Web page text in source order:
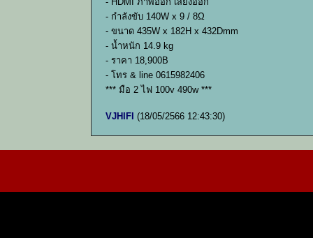
- กำลังขับ 140W x 9 / 8Ω
- ขนาด 435W x 182H x 432Dmm
- น้ำหนัก 14.9 kg
- ราคา 18,900B
- โทร & line 0615982406
*** มือ 2 ไฟ 100v 490w ***
VJHIFI (18/05/2566 12:43:30)